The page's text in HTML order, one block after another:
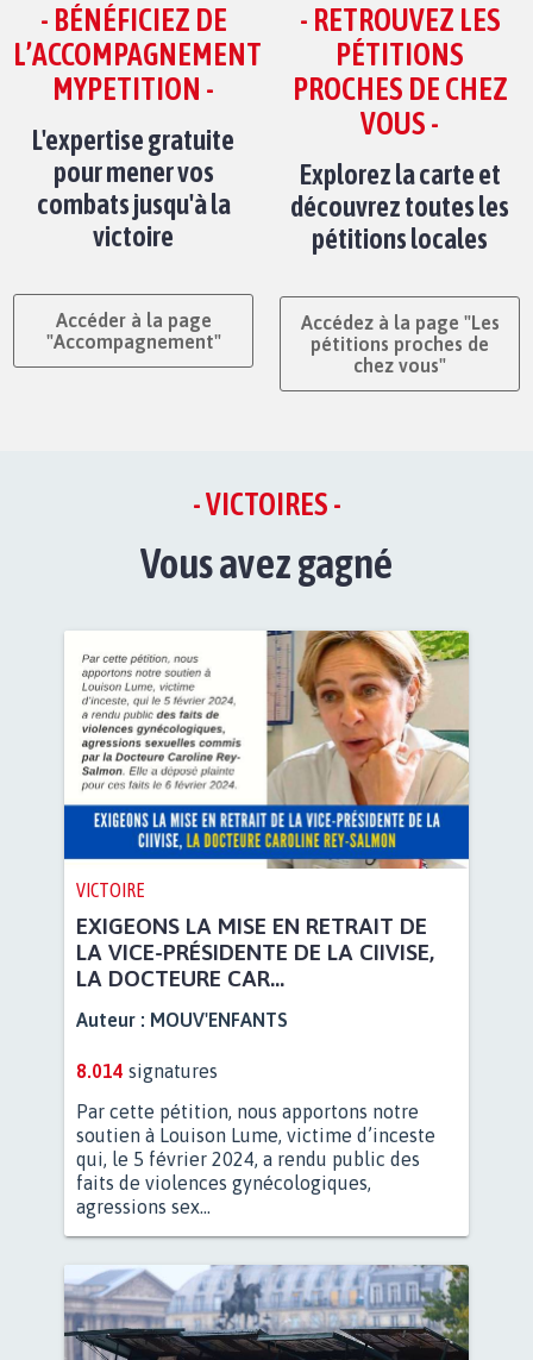
- BÉNÉFICIEZ DE
L’ACCOMPAGNEMENT
MYPETITION -
L'expertise gratuite
pour mener vos
combats jusqu'à la
victoire
Accéder à la page
"Accompagnement"
- RETROUVEZ LES
PÉTITIONS
PROCHES DE CHEZ
VOUS -
Explorez la carte et
découvrez toutes les
pétitions locales
Accédez à la page "Les
pétitions proches de
chez vous"
- VICTOIRES -
Vous avez gagné
VICTOIRE
EXIGEONS LA MISE EN RETRAIT DE
LA VICE-PRÉSIDENTE DE LA CIIVISE,
LA DOCTEURE CAR...
Auteur : MOUV'ENFANTS
8.014 signatures
Par cette pétition, nous apportons notre
soutien à Louison Lume, victime d’inceste
qui, le 5 février 2024, a rendu public des
faits de violences gynécologiques,
agressions sex...